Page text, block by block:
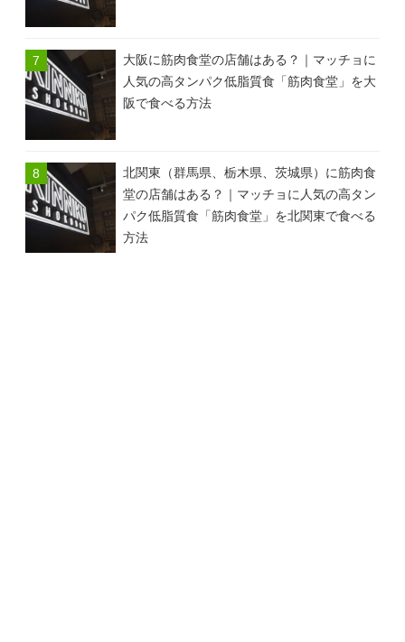
大阪に筋肉食堂の店舗はある？｜マッチョに
人気の高タンパク低脂質食「筋肉食堂」を大
阪で食べる方法
北関東（群馬県、栃木県、茨城県）に筋肉食
堂の店舗はある？｜マッチョに人気の高タン
パク低脂質食「筋肉食堂」を北関東で食べる
方法